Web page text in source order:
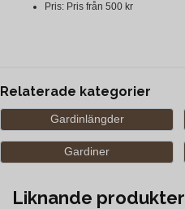
Pris: Pris från 500 kr
Relaterade kategorier
Gardinlängder
Gardiner
Liknande produkter